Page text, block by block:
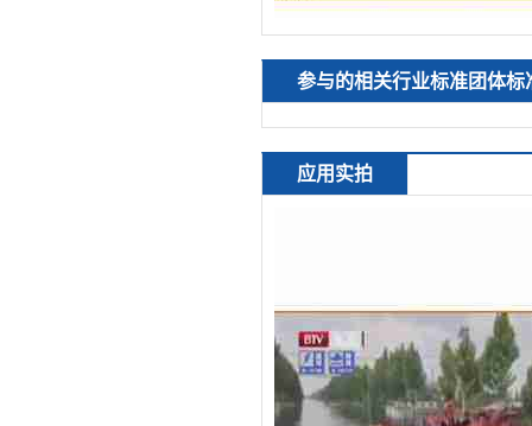
参与的相关行业标准团体标
应用实拍